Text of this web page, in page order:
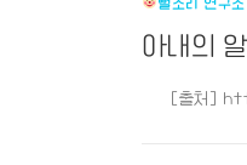
뻘소리 연구소
아내의
[출처]